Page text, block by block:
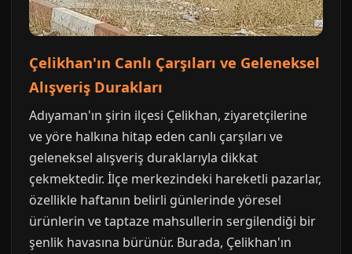
Çelikhan'ın Canlı Çarşıları ve Geleneksel
Alışveriş Durakları
Adıyaman'ın şirin ilçesi Çelikhan, ziyaretçilerine
ve yöre halkına hitap eden canlı çarşıları ve
geleneksel alışveriş duraklarıyla dikkat
çekmektedir. İlçe merkezindeki hareketli pazarlar,
özellikle haftanın belirli günlerinde yöresel
ürünlerin ve taptaze mahsullerin sergilendiği bir
şenlik havasına bürünür. Burada, Çelikhan'ın